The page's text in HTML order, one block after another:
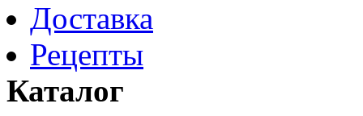
Доставка
Рецепты
Каталог